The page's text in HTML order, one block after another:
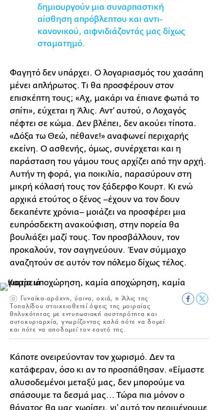
δημιουργούν μια συναρπαστική
αίσθηση απρόβλεπτου και αντι-
κανονικού, αιφνιδιάζοντάς μας δίχως
σταματημό.
Φαγητό δεν υπάρχει. Ο λογαριασμός του χασάπη
μένει απλήρωτος. Τι θα προσφέρουν στον
επισκέπτη τους; «Αχ, μακάρι να έπιανε φωτιά το
σπίτι», εύχεται η Άλις. Αντ’ αυτού, ο Λοχαγός
πέφτει σε κώμα. Δεν βλέπει, δεν ακούει τίποτα.
«Δόξα τω Θεώ, πέθανε!» αναφωνεί περιχαρής
εκείνη. Ο ασθενής, όμως, συνέρχεται και η
παράσταση του γάμου τους αρχίζει από την αρχή.
Αυτήν τη φορά, για ποικιλία, παρασύρουν στη
μικρή κόλασή τους τον ξάδερφο Κουρτ. Κι ενώ
αρχικά ετούτος ο ξένος –έχουν να τον δουν
δεκαπέντε χρόνια– μοιάζει να προσφέρει μια
ευπρόσδεκτη ανακούφιση, στην πορεία θα
βουλιάξει μαζί τους. Τον προσβάλλουν, τον
προκαλούν, τον σαγηνεύουν. Έναν σύμμαχο
αναζητούν σε αυτόν τον πόλεμο δίχως τέλος.
Γυναίκα-αράχνη, ύαινα, οχιά, η Άλις της
Τοπαλίδου στοιχειοθετεί όψεις της μοιραίας
θηλυκότητας με εντυπωσιακή αυστηρότητα και
αυτοκυριαρχία, γνωρίζοντας καλά πότε να δομεί
και πότε να αποδομεί τον εαυτό της.
Κάποτε ονειρεύονταν τον χωρισμό. Δεν τα
κατάφεραν, όσο κι αν το προσπάθησαν. «Είμαστε
αλυσοδεμένοι μεταξύ μας, δεν μπορούμε να
σπάσουμε τα δεσμά μας... Τώρα πια μόνον ο
θάνατος θα μας χωρίσει, γι’ αυτό τον περιμένουμε